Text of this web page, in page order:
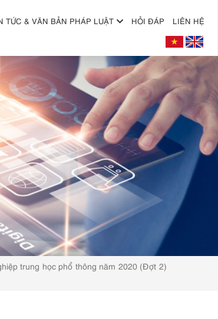
+
+
+
TỨC & VĂN BẢN PHÁP LUẬT HỎI ĐÁP LIÊN HỆ
trung học phổ thông năm 2020 (Đợt 2)